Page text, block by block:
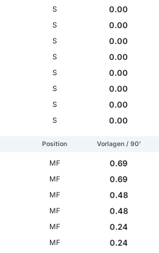
S
0.00
S
0.00
S
0.00
S
0.00
S
0.00
S
0.00
S
0.00
S 0.00
Position Vorlagen / 90'
MF
0.69
MF
0.69
MF
0.48
MF
0.48
MF
0.24
MF
0.24